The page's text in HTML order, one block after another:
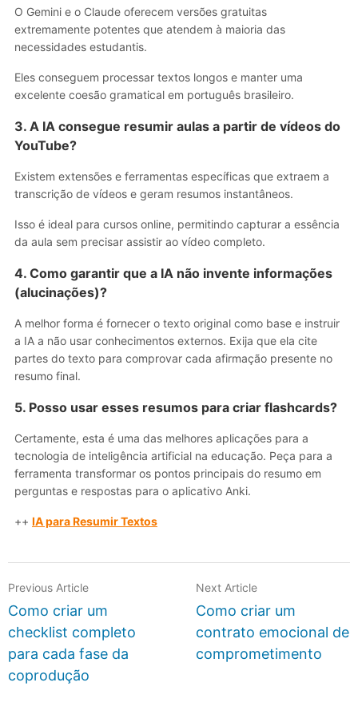
O Gemini e o Claude oferecem versões gratuitas
extremamente potentes que atendem à maioria das
necessidades estudantis.
Eles conseguem processar textos longos e manter uma
excelente coesão gramatical em português brasileiro.
3. A IA consegue resumir aulas a partir de vídeos do
YouTube?
Existem extensões e ferramentas específicas que extraem a
transcrição de vídeos e geram resumos instantâneos.
Isso é ideal para cursos online, permitindo capturar a essência
da aula sem precisar assistir ao vídeo completo.
4. Como garantir que a IA não invente informações
(alucinações)?
A melhor forma é fornecer o texto original como base e instruir
a IA a não usar conhecimentos externos. Exija que ela cite
partes do texto para comprovar cada afirmação presente no
resumo final.
5. Posso usar esses resumos para criar flashcards?
Certamente, esta é uma das melhores aplicações para a
tecnologia de inteligência artificial na educação. Peça para a
ferramenta transformar os pontos principais do resumo em
perguntas e respostas para o aplicativo Anki.
++ IA para Resumir Textos
Previous Article
Como criar um
checklist completo
para cada fase da
coprodução
Next Article
Como criar um
contrato emocional de
comprometimento